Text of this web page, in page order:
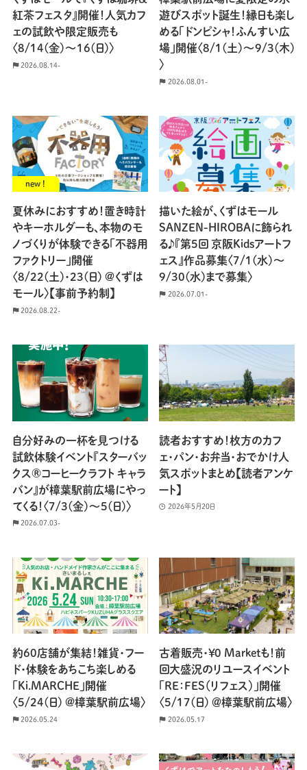
紅茶フェスタ』開催！人気カフ
ェの試飲や限定販売も
〈8/14(金)〜16(日)〉
2026.08.14-
遊びスポット誕生！縁日も楽し
める「ドンピシャ！ふんすい広
場」開催〈8/1(土)〜9/3(木)
〉
2026.08.01-
new !
夏休みにおすすめ！置き時計
やキーホルダーも、本物のモ
ノづくりが体験できる「不器用
ファクトリー」開催
〈8/22(土)・23(日) @くずは
モール〉【事前予約制】
2026.08.22-
描いた絵が、くずはモール
SANZEN-HIROBAに飾られ
る♪『第5回 京阪Kidsアートフ
ェス』作品募集〈7/1(水)〜
9/30(水)まで募集〉
2026.07.01-
自分好みの一杯を見つける
試飲体験イベント『スターバッ
クス®コーヒークラフト キャラ
バン』が樟葉駅前広場にやっ
てくる！〈7/3(金)〜5(日)〉
2026.07.03-
読者おすすめ！枚方のカフ
ェ・パン・お弁当・おでかけ人
気スポットまとめ【読者アンケ
ート】
2026年5月20日
約60店舗が集結！雑貨・フー
ド・体験をあちこち楽しめる
「Ki.MARCHE」開催
〈5/24(日) @樟葉駅前広場〉
2026.05.24
古着販売・￥0 Marketも！前
回大盛況のリユースイベント
「RE：FES（リフェス）」開催
〈5/17(日) ＠樟葉駅前広場〉
2026.05.17